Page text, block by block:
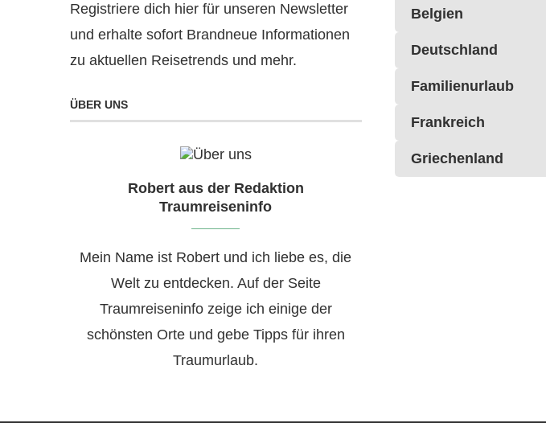
Registriere dich hier für unseren Newsletter
und erhalte sofort Brandneue Informationen
zu aktuellen Reisetrends und mehr.
ÜBER UNS
Robert aus der Redaktion
Traumreiseninfo
Mein Name ist Robert und ich liebe es, die
Welt zu entdecken. Auf der Seite
Traumreiseninfo zeige ich einige der
schönsten Orte und gebe Tipps für ihren
Traumurlaub.
Belgien
Deutschland
Familienurlaub
Frankreich
Griechenland